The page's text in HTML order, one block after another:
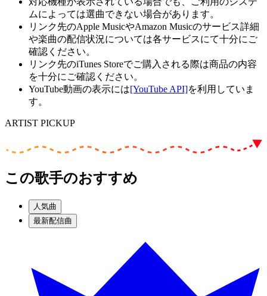
ムによっては選曲できない場合があります。
リンク先のApple MusicやAmazon Musicのサービス詳細
や楽曲の配信状況については各サービスにて十分にご
確認ください。
リンク先のiTunes Storeでご購入される際は商品の内容
を十分にご確認ください。
YouTube動画の表示には[YouTube API]を利用していま
す。
ARTIST PICKUP
この歌手のおすすめ
人気曲
最新配信曲